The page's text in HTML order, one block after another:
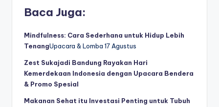
Baca Juga:
Mindfulness: Cara Sederhana untuk Hidup Lebih
TenangUpacara & Lomba 17 Agustus
Zest Sukajadi Bandung Rayakan Hari
Kemerdekaan Indonesia dengan Upacara Bendera
& Promo Spesial
Makanan Sehat itu Investasi Penting untuk Tubuh